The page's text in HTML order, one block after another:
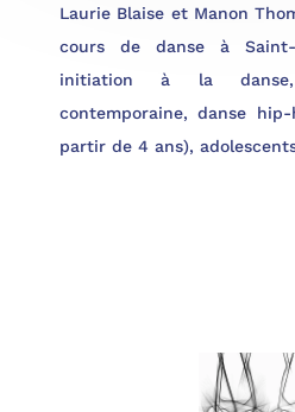
Laurie Blaise et Manon
cours de danse à Saint-
initiation à la
contemporaine, danse
partir de 4 ans),